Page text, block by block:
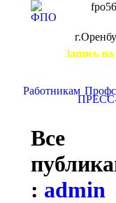
Запись
Работникам
Все
: admin